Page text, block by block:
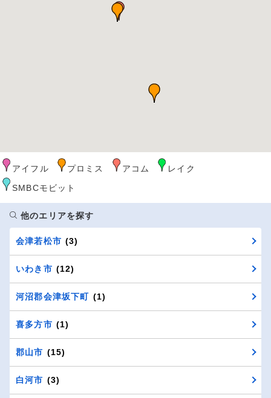
アイフル プロミス アコム
レイク
SMBCモビット
他のエリアを探す
会津若松市 (3)
いわき市 (12)
河沼郡会津坂下町 (1)
喜多方市 (1)
郡山市 (15)
白河市 (3)